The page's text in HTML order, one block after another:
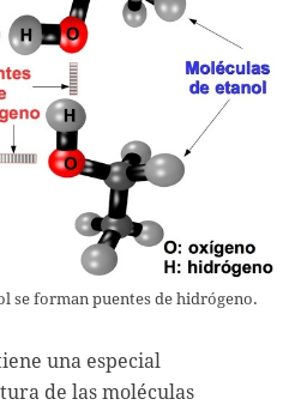
se forman puentes de hidrógeno.
una especial
de las moléculas